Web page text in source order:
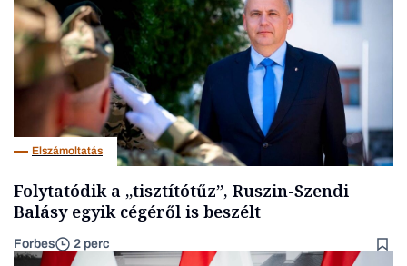
Elszámoltatás
Folytatódik a „tisztítótűz”, Ruszin-Szendi
Balásy egyik cégéről is beszélt
Forbes 2 perc